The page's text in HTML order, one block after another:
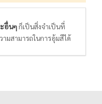
อื่นๆก็เป็นสิ่งจำเป็นที่
สามารถในการอุ้มสีได้
วาดรูป ไม่หนา ไม่บาง